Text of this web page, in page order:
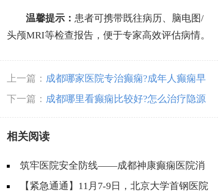
温馨提示‌： 患者可携带既往病历、脑电图/
头颅MRI等检查报告，便于专家高效评估病情‌。
上一篇： 成都哪家医院专治癫痫?成年人癫痫早
期发作有什么症状?
下一篇： 成都哪里看癫痫比较好?怎么治疗隐源
性癫痫?
相关阅读
筑牢医院安全防线——成都神康癫痫医院消
防安全培训纪实
【紧急通通】11月7-9日，北京大学首钢医院